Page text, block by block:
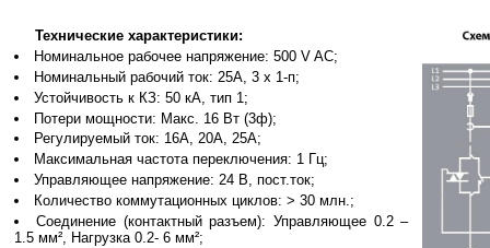
Технические характеристики:
Номинальное рабочее напряжение: 500 V AC;
Номинальный рабочий ток: 25A, 3 х 1-п;
Устойчивость к КЗ: 50 кА, тип 1;
Потери мощности: Макс. 16 Вт (3ф);
Регулируемый ток: 16А, 20А, 25А;
Максимальная частота переключения: 1 Гц;
Управляющее напряжение: 24 В, пост.ток;
Количество коммутационных циклов: > 30 млн.;
Соединение (контактный разъем): Управляющее 0.2 –
1.5 мм², Нагрузка 0.2- 6 мм²;